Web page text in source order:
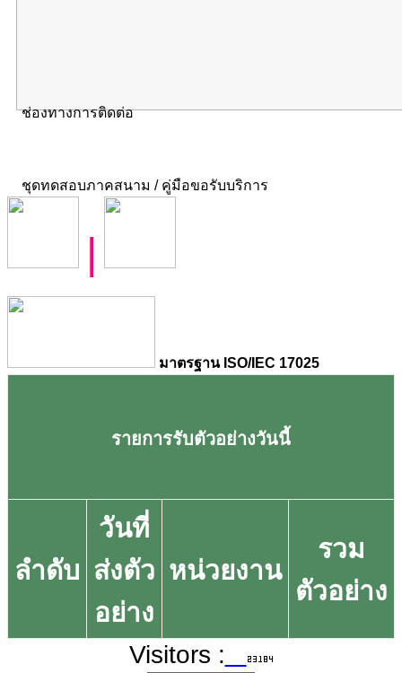
ช่องทางการติดต่อ
ชุดทดสอบภาคสนาม / คู่มือขอรับบริการ
มาตรฐาน ISO/IEC 17025
รายการรับตัวอย่างวันนี้
ลำดับ
วันที่
ส่งตัว
อย่าง
หน่วยงาน
รวม
ตัวอย่าง
Visitors :